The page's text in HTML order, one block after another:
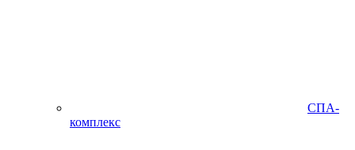
СПА-
комплекс